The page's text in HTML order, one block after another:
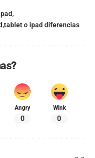
tablet o ipad diferencias
Angry
0
Wink
0